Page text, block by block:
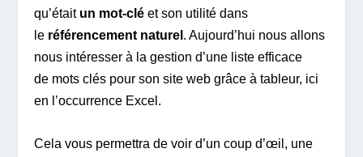
qu’étaitun mot-clé et son utilité dans
le référencement naturel . Aujourd’hui nous allons
nous intéresser à la gestion d’une liste efficace
de mots clés pour son site web grâce à tableur, ici
en l’occurrence Excel.
Cela vous permettra de voir d’un coup d’œil, une